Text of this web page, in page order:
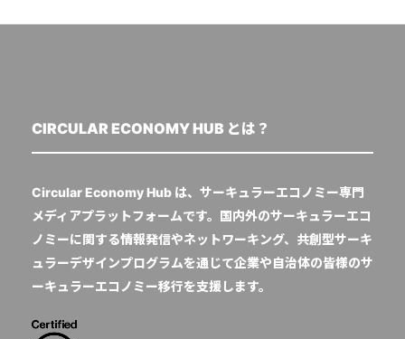
CIRCULAR ECONOMY HUB とは？
Circular Economy Hub は、サーキュラーエコノミー専門
メディアプラットフォームです。国内外のサーキュラーエコ
ノミーに関する情報発信やネットワーキング、共創型サーキ
ュラーデザインプログラムを通じて企業や自治体の皆様のサ
ーキュラーエコノミー移行を支援します。